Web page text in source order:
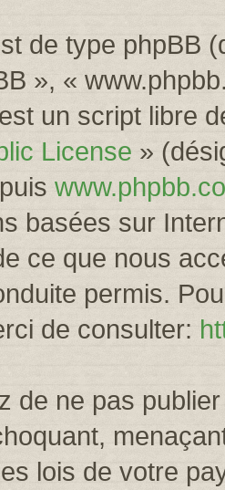
de type phpBB
», «
un script libre
License »
basées sur
ce que nous
permis.
de consulter:
de ne pas
lois de votre